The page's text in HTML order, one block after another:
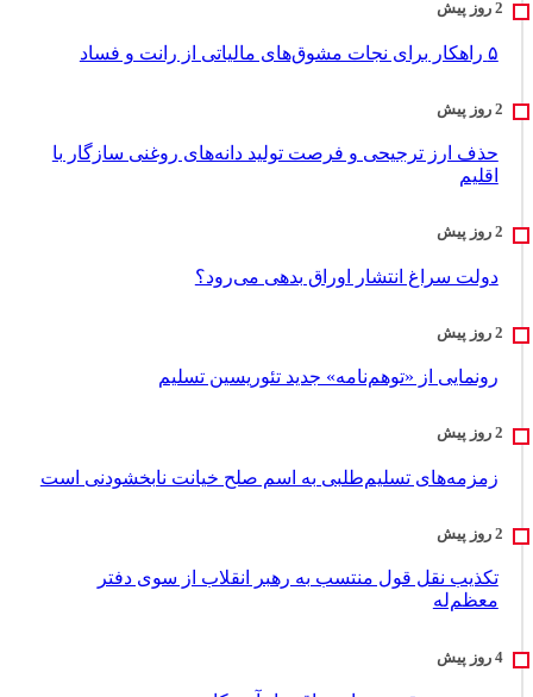
۵ راهکار برای نجات مشوق‌های مالیاتی از رانت و فساد
حذف ارز ترجیحی و فرصت تولید دانه‌های روغنی سازگار با
اقلیم
دولت سراغ انتشار اوراق بدهی می‌رود؟
رونمایی از «توهم‌نامه» جدید تئور‌یسین تسلیم
زمزمه‌های تسلیم‌طلبی به اسم صلح خیانت نابخشودنی است
تکذیب نقل قول منتسب به رهبر انقلاب از سوی دفتر
معظم‌له